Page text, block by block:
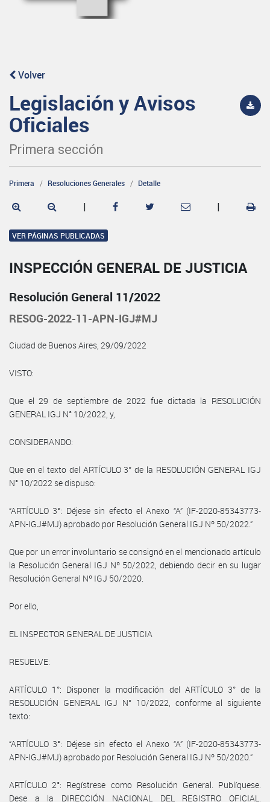
Volver
Legislación y Avisos
Oficiales
Primera sección
Primera Resoluciones Generales Detalle
| |
VER PÁGINAS PUBLICADAS
INSPECCIÓN GENERAL DE JUSTICIA
Resolución General 11/2022
RESOG-2022-11-APN-IGJ#MJ
Ciudad de Buenos Aires, 29/09/2022
VISTO:
Que el 29 de septiembre de 2022 fue dictada la RESOLUCIÓN
GENERAL IGJ N° 10/2022, y,
CONSIDERANDO:
Que en el texto del ARTÍCULO 3° de la RESOLUCIÓN GENERAL IGJ
N° 10/2022 se dispuso:
“ARTÍCULO 3°: Déjese sin efecto el Anexo “A” (IF-2020-85343773-
APN-IGJ#MJ) aprobado por Resolución General IGJ Nº 50/2022.”
Que por un error involuntario se consignó en el mencionado artículo
la Resolución General IGJ Nº 50/2022, debiendo decir en su lugar
Resolución General Nº IGJ 50/2020.
Por ello,
EL INSPECTOR GENERAL DE JUSTICIA
RESUELVE:
ARTÍCULO 1°: Disponer la modificación del ARTÍCULO 3° de la
RESOLUCIÓN GENERAL IGJ N° 10/2022, conforme al siguiente
texto:
“ARTÍCULO 3°: Déjese sin efecto el Anexo “A” (IF-2020-85343773-
APN-IGJ#MJ) aprobado por Resolución General IGJ Nº 50/2020.”
ARTÍCULO 2°: Regístrese como Resolución General. Publíquese.
Dese a la DIRECCIÓN NACIONAL DEL REGISTRO OFICIAL.